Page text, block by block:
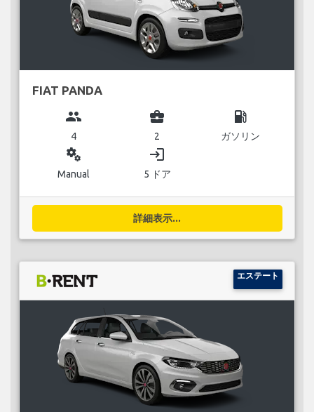
FIAT PANDA
group
4
business_center
2
local_gas_station
ガソリン
miscellaneous_services
Manual
login
5 ドア
詳細表示...
エステート